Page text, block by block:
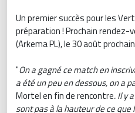
Un premier succès pour les
préparation ! Prochain rendez-
(Arkema PL), le 30 août
"On a gagné ce match en
a été un peu en dessous, on a
Mortel en fin de rencontre. Il y
sont pas à la hauteur de ce